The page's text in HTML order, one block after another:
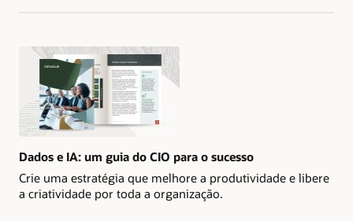
devem
acompanhar
Dados e IA: um guia do CIO para o sucesso
Crie uma estratégia que melhore a produtividade e libere
a criatividade por toda a organização.